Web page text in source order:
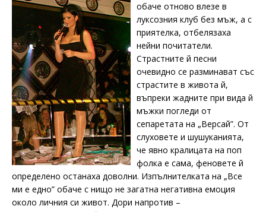
обаче отново влезе в
луксозния клуб без мъж, а с
приятелка, отбелязаха
нейни почитатели.
Страстните й песни
очевидно се разминават със
страстите в живота й,
въпреки жадните при вида й
мъжки погледи от
сепаретата на „Версай”. От
слуховете и шушуканията,
че явно кралицата на поп
фолка е сама, феновете й
определено останаха доволни. Изпълнителката на „Все
ми е едно” обаче с нищо не загатна негативна емоция
около личния си живот. Дори напротив –